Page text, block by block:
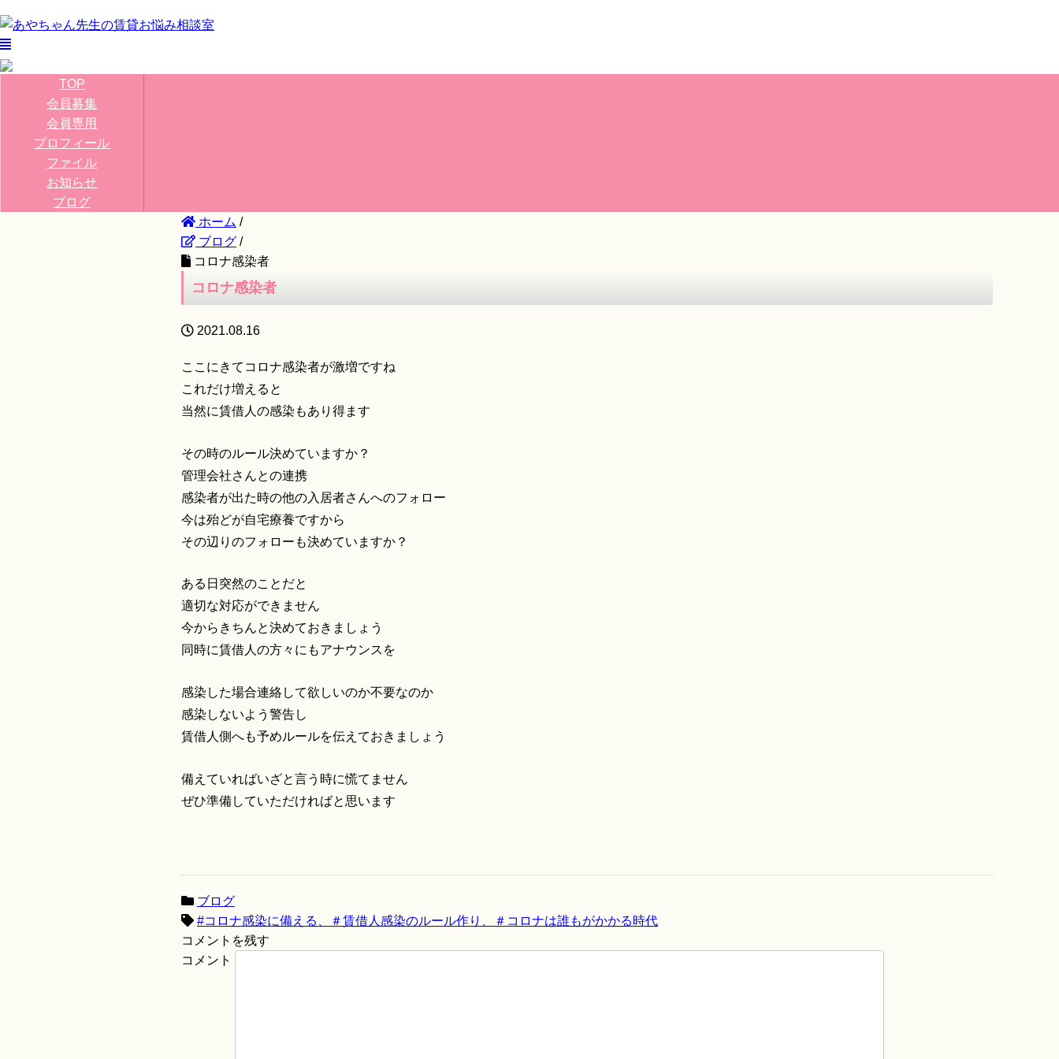
TOP
会員募集
会員専用
プロフィール
ファイル
お知らせ
ブログ
ホーム /
ブログ /
コロナ感染者
コロナ感染者
2021.08.16
ここにきてコロナ感染者が激増ですね
これだけ増えると
当然に賃借人の感染もあり得ます
その時のルール決めていますか？
管理会社さんとの連携
感染者が出た時の他の入居者さんへのフォロー
今は殆どが自宅療養ですから
その辺りのフォローも決めていますか？
ある日突然のことだと
適切な対応ができません
今からきちんと決めておきましょう
同時に賃借人の方々にもアナウンスを
感染した場合連絡して欲しいのか不要なのか
感染しないよう警告し
賃借人側へも予めルールを伝えておきましょう
備えていればいざと言う時に慌てません
ぜひ準備していただければと思います
ブログ
#コロナ感染に備える、＃賃借人感染のルール作り、＃コロナは誰もがかかる時代
コメントを残す
コメント